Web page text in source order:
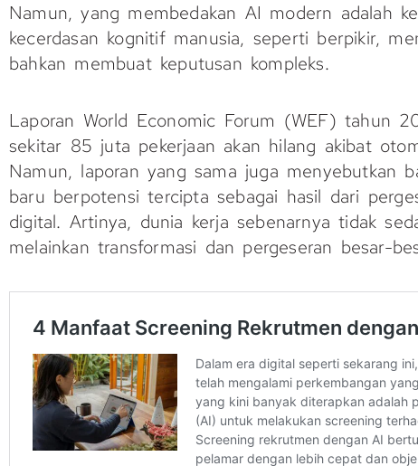
Namun, yang membedakan AI modern adalah
kecerdasan kognitif manusia, seperti berpikir,
bahkan membuat keputusan kompleks.
Laporan World Economic Forum (WEF) tahun
sekitar 85 juta pekerjaan akan hilang akibat
Namun, laporan yang sama juga menyebutkan
baru berpotensi tercipta sebagai hasil dari
digital. Artinya, dunia kerja sebenarnya tidak
melainkan transformasi dan pergeseran besar-